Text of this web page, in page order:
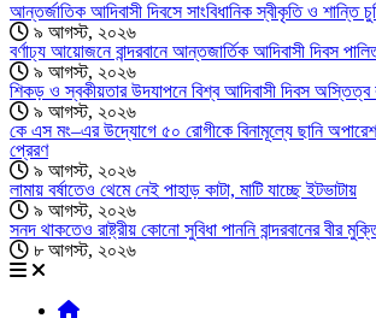
আন্তর্জাতিক আদিবাসী দিবসে সাংবিধানিক স্বীকৃতি ও শান্তি
৯ আগস্ট, ২০২৬
বর্ণাঢ্য আয়োজনে বান্দরবানে আন্তজার্তিক আদিবাসী দিবস
৯ আগস্ট, ২০২৬
শিকড় ও স্বকীয়তার উদযাপনে বিশ্ব আদিবাসী দিবস অস্তিত্ব
৯ আগস্ট, ২০২৬
কে এস মং–এর উদ্যোগে ৫০ রোগীকে বিনামূল্যে ছানি
প্রেরণ
৯ আগস্ট, ২০২৬
লামায় বর্ষাতেও থেমে নেই পাহাড় কাটা, মাটি যাচ্ছে ইটভাটায়
৯ আগস্ট, ২০২৬
সনদ থাকতেও রাষ্ট্রীয় কোনো সুবিধা পাননি বান্দরবানের বীর
৮ আগস্ট, ২০২৬